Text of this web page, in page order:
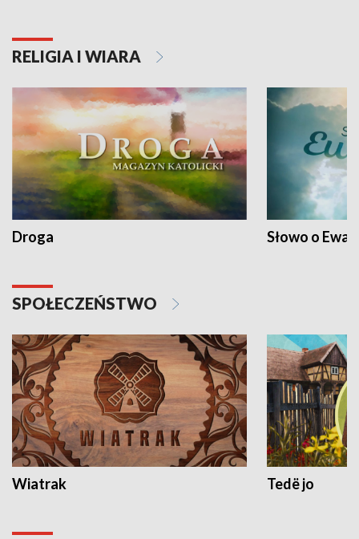
RELIGIA I WIARA
Droga Słowo o
SPOŁECZEŃSTWO
Wiatrak Tedë jo